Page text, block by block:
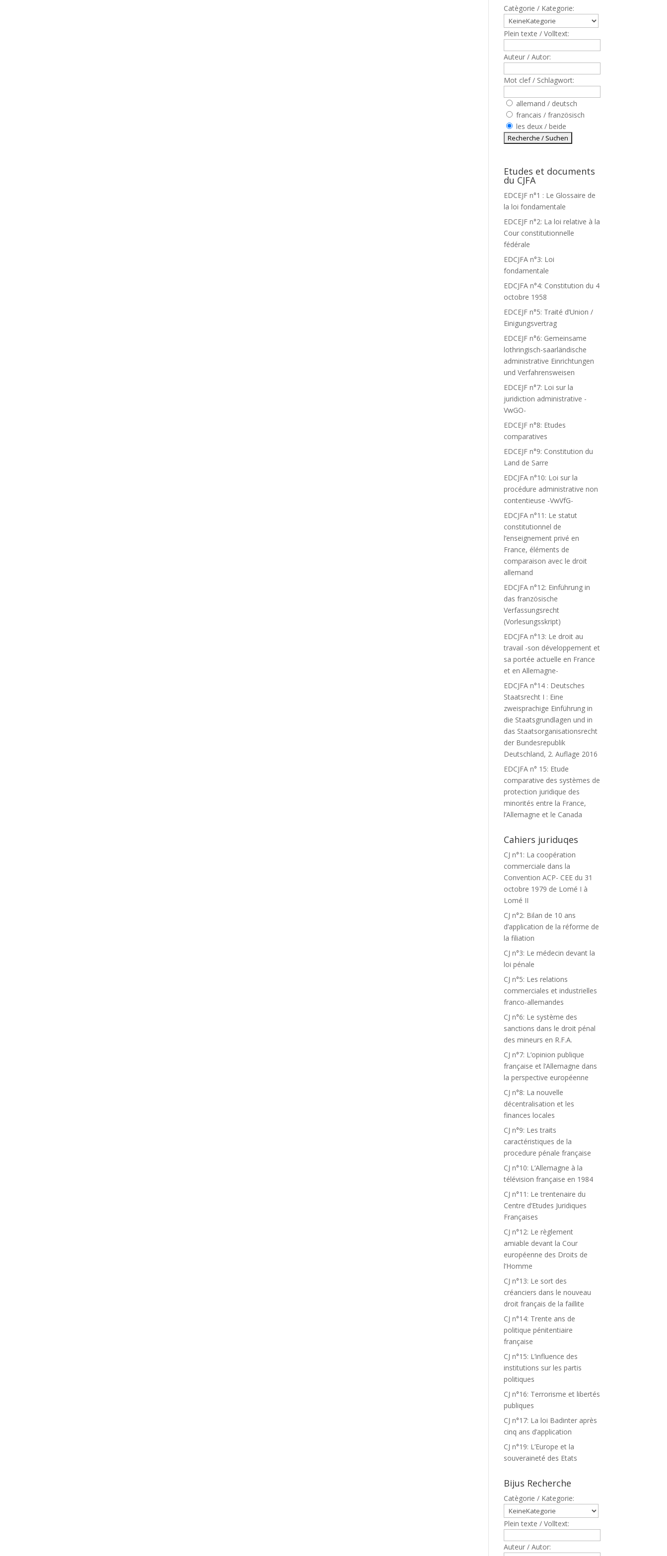
Catègorie / Kategorie:
Plein texte / Volltext:
Auteur / Autor:
Mot clef / Schlagwort:
allemand / deutsch
francais / französisch
les deux / beide
Etudes et documents
du CJFA
EDCEJF n°1 : Le Glossaire de
la loi fondamentale
EDCEJF n°2: La loi relative à la
Cour constitutionnelle
fédérale
EDCJFA n°3: Loi
fondamentale
EDCJFA n°4: Constitution du 4
octobre 1958
EDCEJF n°5: Traité d’Union /
Einigungsvertrag
EDCEJF n°6: Gemeinsame
lothringisch-saarländische
administrative Einrichtungen
und Verfahrensweisen
EDCEJF n°7: Loi sur la
juridiction administrative -
VwGO-
EDCEJF n°8: Etudes
comparatives
EDCEJF n°9: Constitution du
Land de Sarre
EDCJFA n°10: Loi sur la
procédure administrative non
contentieuse -VwVfG-
EDCJFA n°11: Le statut
constitutionnel de
l’enseignement privé en
France, éléments de
comparaison avec le droit
allemand
EDCJFA n°12: Einführung in
das französische
Verfassungsrecht
(Vorlesungsskript)
EDCJFA n°13: Le droit au
travail -son développement et
sa portée actuelle en France
et en Allemagne-
EDCJFA n°14 : Deutsches
Staatsrecht I : Eine
zweisprachige Einführung in
die Staatsgrundlagen und in
das Staatsorganisationsrecht
der Bundesrepublik
Deutschland, 2. Auflage 2016
EDCJFA n° 15: Etude
comparative des systèmes de
protection juridique des
minorités entre la France,
l’Allemagne et le Canada
Cahiers juriduqes
CJ n°1: La coopération
commerciale dans la
Convention ACP- CEE du 31
octobre 1979 de Lomé I à
Lomé II
CJ n°2: Bilan de 10 ans
d’application de la réforme de
la filiation
CJ n°3: Le médecin devant la
loi pénale
CJ n°5: Les relations
commerciales et industrielles
franco-allemandes
CJ n°6: Le système des
sanctions dans le droit pénal
des mineurs en R.F.A.
CJ n°7: L’opinion publique
française et l’Allemagne dans
la perspective européenne
CJ n°8: La nouvelle
décentralisation et les
finances locales
CJ n°9: Les traits
caractéristiques de la
procedure pénale française
CJ n°10: L’Allemagne à la
télévision française en 1984
CJ n°11: Le trentenaire du
Centre d’Etudes Juridiques
Françaises
CJ n°12: Le règlement
amiable devant la Cour
européenne des Droits de
l’Homme
CJ n°13: Le sort des
créanciers dans le nouveau
droit français de la faillite
CJ n°14: Trente ans de
politique pénitentiaire
française
CJ n°15: L’influence des
institutions sur les partis
politiques
CJ n°16: Terrorisme et libertés
publiques
CJ n°17: La loi Badinter après
cinq ans d’application
CJ n°19: L’Europe et la
souveraineté des Etats
Bijus Recherche
Catègorie / Kategorie:
Plein texte / Volltext:
Auteur / Autor: